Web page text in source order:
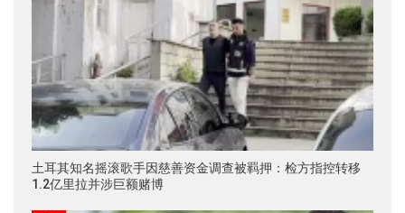
土耳其知名摇滚歌手因慈善资金调查被羁押：检方指控转移
1.2亿里拉并涉巨额赌博